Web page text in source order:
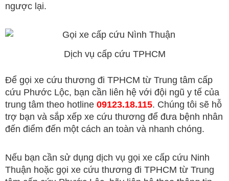
ngược lại.
Dịch vụ cấp cứu TPHCM
Để gọi xe cứu thương đi TPHCM từ Trung tâm cấp
cứu Phước Lộc, bạn cần liên hệ với đội ngũ y tế của
trung tâm theo hotline 09123.18.115. Chúng tôi sẽ hỗ
trợ bạn và sắp xếp xe cứu thương để đưa bệnh nhân
đến điểm đến một cách an toàn và nhanh chóng.
Nếu bạn cần sử dụng dịch vụ gọi xe cấp cứu Ninh
Thuận hoặc gọi xe cứu thương đi TPHCM từ Trung